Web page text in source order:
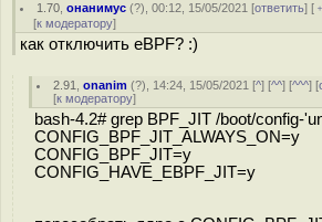
1.70 ,онанимус (?), 00:12, 15/05/2021 [ответить] [
[к модератору]
как отключить eBPF? :)
2.91 ,onanim (?), 14:24, 15/05/2021 [^] [^^] [^^^] [
[к модератору]
bash-4.2# grep BPF_JIT /boot/config-
CONFIG_BPF_JIT_ALWAYS_ON=y
CONFIG_BPF_JIT=y
CONFIG_HAVE_EBPF_JIT=y